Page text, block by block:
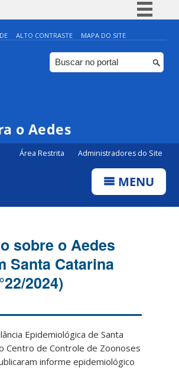
Simplifique!
Comunica BR
Participe
ALTO CONTRASTE MAPA DO SITE
o Aedes
Área Restrita Administradores do Site
MENU
sobre o Aedes
Santa Catarina
2024)
Epidemiológica de Santa
Centro de Controle de Zoonoses
informe epidemiológico